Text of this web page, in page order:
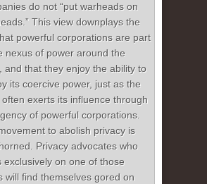
do not “put warheads on
This view downplays the
powerful corporations are part
nexus of power around the
and that they enjoy the ability to
its coercive power, just as the
exerts its influence through
of powerful corporations.
to abolish privacy is
Privacy advocates who
exclusively on one of those
will find themselves gored on